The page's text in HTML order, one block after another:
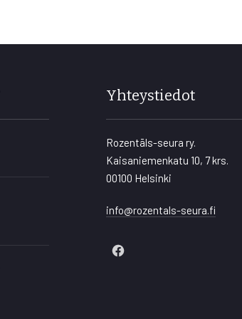
Yhteystiedot
Rozentāls-seura ry.
Kaisaniemenkatu 10, 7 krs.
00100 Helsinki
info@rozentals-seura.fi
New